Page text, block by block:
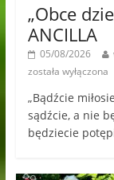
„Obce
ANCILLA
05/08/2026
została wyłączona
„Bądźcie
sądźcie, a nie
będziecie